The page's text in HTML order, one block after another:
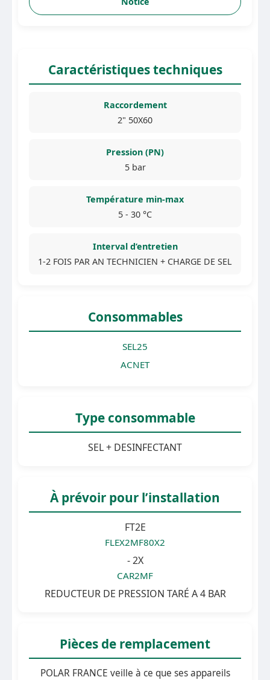
Caractéristiques techniques
Raccordement
2" 50X60
Pression (PN)
5 bar
Température min-max
5 - 30 °C
Interval d’entretien
1-2 FOIS PAR AN TECHNICIEN + CHARGE DE SEL
Consommables
SEL25
ACNET
Type consommable
SEL + DESINFECTANT
À prévoir pour l’installation
FT2E
FLEX2MF80X2
- 2X
CAR2MF
REDUCTEUR DE PRESSION TARÉ A 4 BAR
Pièces de remplacement
POLAR FRANCE veille à ce que ses appareils